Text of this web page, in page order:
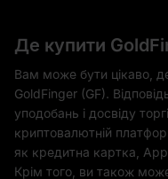
Де купити
Вам може бути цікаво,
GoldFinger (GF).
уподобань і досвіду
криптовалютній
як кредитна картка,
Крім того, ви також